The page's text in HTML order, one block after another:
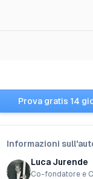
Prova gratis 14
Informazioni
Luca Jurende
Co-fondatore e